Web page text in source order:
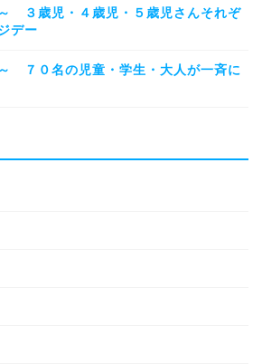
３歳児・４歳児・５歳児さんそれぞ
デー
７０名の児童・学生・大人が一斉に